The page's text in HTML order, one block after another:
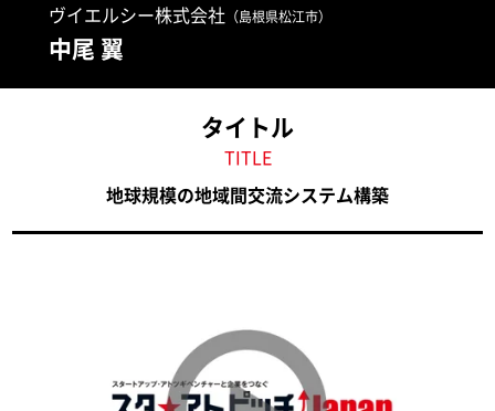
ヴイエルシー株式会社 （島根県松江市）
中尾 翼
タイトル
TITLE
地球規模の地域間交流システム構築